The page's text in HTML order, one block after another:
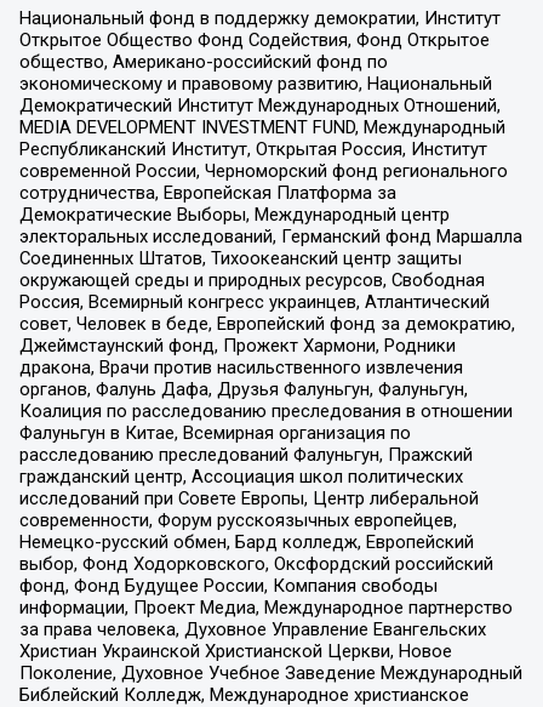
Национальный фонд в поддержку демократии, Институт
Открытое Общество Фонд Содействия, Фонд Открытое
общество, Американо-российский фонд по
экономическому и правовому развитию, Национальный
Демократический Институт Международных Отношений,
MEDIA DEVELOPMENT INVESTMENT FUND, Международный
Республиканский Институт, Открытая Россия, Институт
современной России, Черноморский фонд регионального
сотрудничества, Европейская Платформа за
Демократические Выборы, Международный центр
электоральных исследований, Германский фонд Маршалла
Соединенных Штатов, Тихоокеанский центр защиты
окружающей среды и природных ресурсов, Свободная
Россия, Всемирный конгресс украинцев, Атлантический
совет, Человек в беде, Европейский фонд за демократию,
Джеймстаунский фонд, Прожект Хармони, Родники
дракона, Врачи против насильственного извлечения
органов, Фалунь Дафа, Друзья Фалуньгун, Фалуньгун,
Коалиция по расследованию преследования в отношении
Фалуньгун в Китае, Всемирная организация по
расследованию преследований Фалуньгун, Пражский
гражданский центр, Ассоциация школ политических
исследований при Совете Европы, Центр либеральной
современности, Форум русскоязычных европейцев,
Немецко-русский обмен, Бард колледж, Европейский
выбор, Фонд Ходорковского, Оксфордский российский
фонд, Фонд Будущее России, Компания свободы
информации, Проект Медиа, Международное партнерство
за права человека, Духовное Управление Евангельских
Христиан Украинской Христианской Церкви, Новое
Поколение, Духовное Учебное Заведение Международный
Библейский Колледж, Международное христианское